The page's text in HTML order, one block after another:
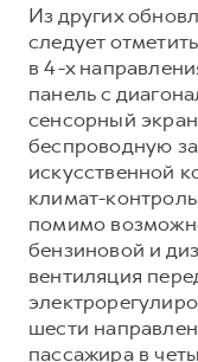
Из других
следует
в 4-х
панель с
сенсорный экран
беспроводную
искусственной
климат-
помимо
бензиновой и
вентиляция
шести
пассажира в